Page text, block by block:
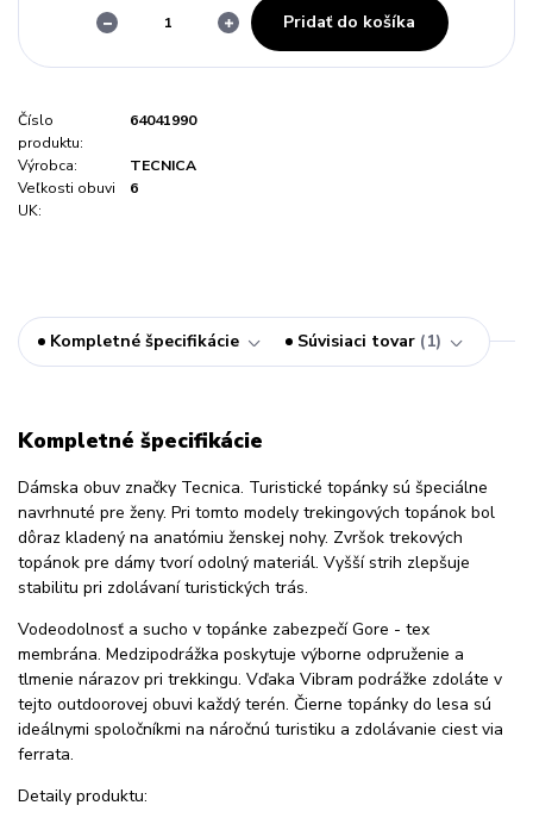
Pridať do košíka
Číslo
produktu:
64041990
Výrobca:
TECNICA
Veľkosti obuvi
UK:
6
Kompletné špecifikácie Súvisiaci tovar 1
Kompletné špecifikácie
Dámska obuv značky Tecnica. Turistické topánky sú špeciálne
navrhnuté pre ženy. Pri tomto modely trekingových topánok bol
dôraz kladený na anatómiu ženskej nohy. Zvršok trekových
topánok pre dámy tvorí odolný materiál. Vyšší strih zlepšuje
stabilitu pri zdolávaní turistických trás.
Vodeodolnosť a sucho v topánke zabezpečí Gore - tex
membrána. Medzipodrážka poskytuje výborne odpruženie a
tlmenie nárazov pri trekkingu. Vďaka Vibram podrážke zdoláte v
tejto outdoorovej obuvi každý terén. Čierne topánky do lesa sú
ideálnymi spoločníkmi na náročnú turistiku a zdolávanie ciest via
ferrata.
Detaily produktu: